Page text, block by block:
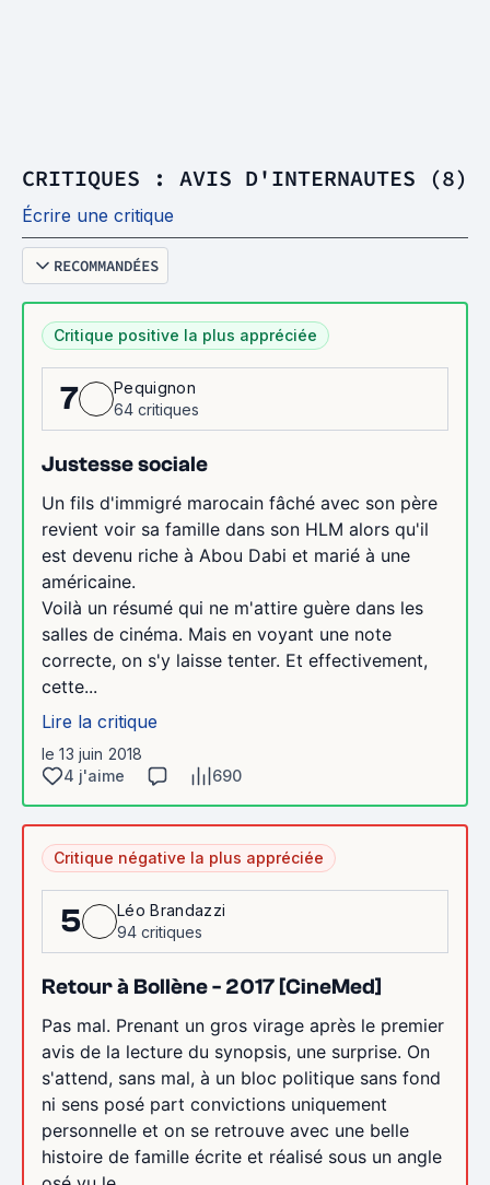
CRITIQUES : AVIS D'INTERNAUTES (8)
Écrire une critique
RECOMMANDÉES
Critique positive la plus appréciée
7
Pequignon
64 critiques
Justesse sociale
Un fils d'immigré marocain fâché avec son père
revient voir sa famille dans son HLM alors qu'il
est devenu riche à Abou Dabi et marié à une
américaine.
Voilà un résumé qui ne m'attire guère dans les
salles de cinéma. Mais en voyant une note
correcte, on s'y laisse tenter. Et effectivement,
cette...
Lire la critique
le 13 juin 2018
4 j'aime
690
Critique négative la plus appréciée
5
Léo Brandazzi
94 critiques
Retour à Bollène - 2017 [CineMed]
Pas mal. Prenant un gros virage après le premier
avis de la lecture du synopsis, une surprise. On
s'attend, sans mal, à un bloc politique sans fond
ni sens posé part convictions uniquement
personnelle et on se retrouve avec une belle
histoire de famille écrite et réalisé sous un angle